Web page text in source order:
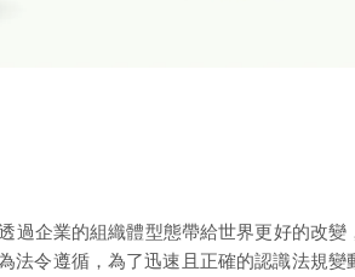
過企業的組織體型態帶給世界更好的改變
法令遵循，為了迅速且正確的認識法規變